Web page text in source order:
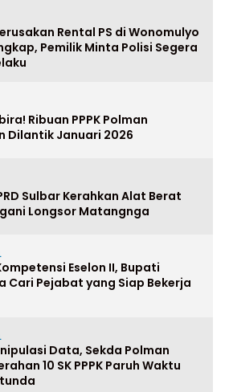
Rental PS di Wonomulyo
Pemilik Minta Polisi Segera
Ribuan PPPK Polman
Dilantik Januari 2026
Sulbar Kerahkan Alat Berat
Longsor Matangnga
Eselon II, Bupati
Cari Pejabat yang Siap Bekerja
Data, Sekda Polman
10 SK PPPK Paruh Waktu